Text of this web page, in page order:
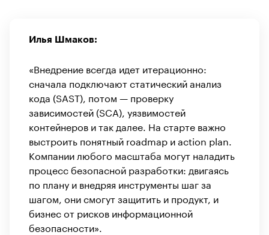
Илья Шмаков:
«Внедрение всегда идет итерационно:
сначала подключают статический анализ
кода (SAST), потом — проверку
зависимостей (SCA), уязвимостей
контейнеров и так далее. На старте важно
выстроить понятный roadmap и action plan.
Компании любого масштаба могут наладить
процесс безопасной разработки: двигаясь
по плану и внедряя инструменты шаг за
шагом, они смогут защитить и продукт, и
бизнес от рисков информационной
безопасности».